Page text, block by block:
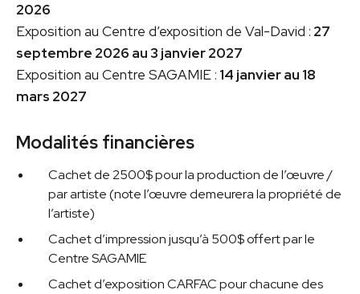
2026
Exposition au Centre d’exposition de Val-David : 27
septembre 2026 au 3 janvier 2027
Exposition au Centre SAGAMIE : 14 janvier au 18
mars 2027
Modalités financières
Cachet de 2500$ pour la production de l’œuvre /
par artiste (note l’œuvre demeurera la propriété de
l’artiste)
Cachet d’impression jusqu’à 500$ offert par le
Centre SAGAMIE
Cachet d’exposition CARFAC pour chacune des